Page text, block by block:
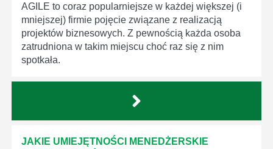
AGILE to coraz popularniejsze w każdej większej (i
mniejszej) firmie pojęcie związane z realizacją
projektów biznesowych. Z pewnością każda osoba
zatrudniona w takim miejscu choć raz się z nim
spotkała.
JAKIE UMIEJĘTNOŚCI MENEDŻERSKIE